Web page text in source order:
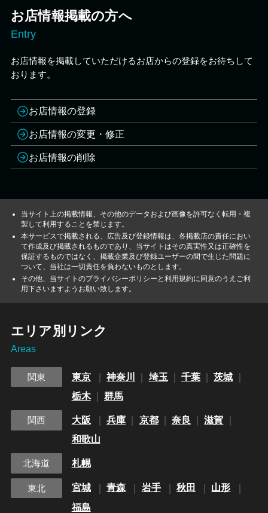
お店情報掲載の方へ
Entry
お店情報を掲載していただけるお店からの登録をお待ちして
おります。
お店情報の登録
お店情報の変更・修正
お店情報の削除
当サイト上の掲載情報、その他のデータおよび画像を許可なく転用・複
製して利用することを禁じます。
本サービスで掲載される、広告及び登録情報は、各掲載店の責任におい
て作成及び掲載されるものであり、当サイトはその真実性又は正確性を
保証するものではなく、掲載企業及び登録ユーザーの間で生じた問題に
ついて、当社は一切責任を負わないものとします。
その他、当サイトのプライバシーポリシーと利用規約に同意のうえご利
用下さいますようお願い致します。
エリア別リンク
Areas
関東 東京 神奈川 埼玉 千葉
茨城
栃木
群馬
関西 大阪 兵庫 京都 奈良
滋賀
和歌山
北海道 札幌
東北 宮城 青森 岩手 秋田
山形
福島